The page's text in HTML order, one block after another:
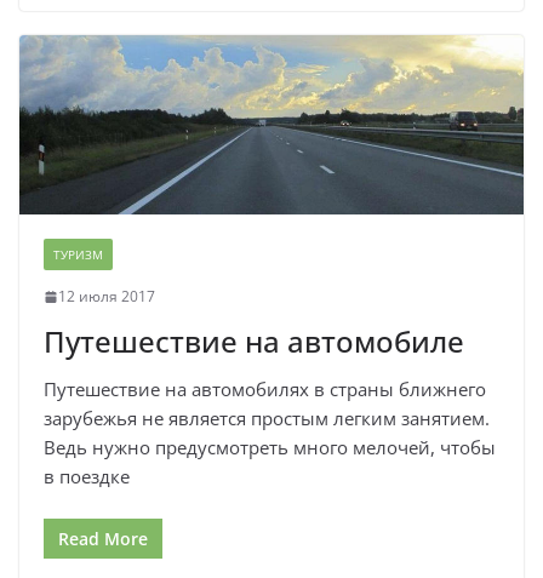
ТУРИЗМ
12 июля 2017
Путешествие на автомобиле
Путешествие на автомобилях в страны ближнего
зарубежья не является простым легким занятием.
Ведь нужно предусмотреть много мелочей, чтобы
в поездке
Read More